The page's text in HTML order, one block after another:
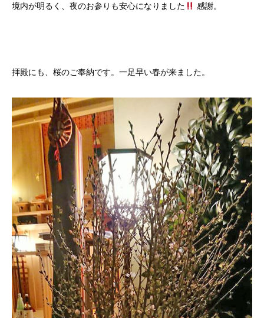
境内が明るく、夜のお参りも安心になりました
感謝。
拝殿にも、桜のご奉納です。一足早い春が来ました。